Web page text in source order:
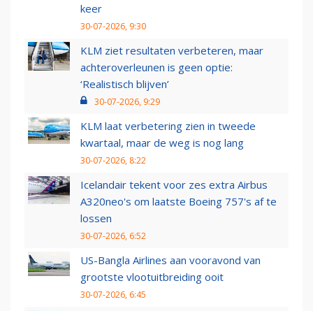
keer
30-07-2026, 9:30
KLM ziet resultaten verbeteren, maar
achteroverleunen is geen optie:
‘Realistisch blijven’
30-07-2026, 9:29
KLM laat verbetering zien in tweede
kwartaal, maar de weg is nog lang
30-07-2026, 8:22
Icelandair tekent voor zes extra Airbus
A320neo's om laatste Boeing 757's af te
lossen
30-07-2026, 6:52
US-Bangla Airlines aan vooravond van
grootste vlootuitbreiding ooit
30-07-2026, 6:45